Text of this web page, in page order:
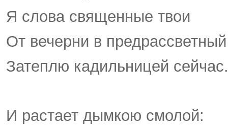
Я слова священные твои
От вечерни в
Затеплю кадильницей сейчас.
И растает дымкою смолой: